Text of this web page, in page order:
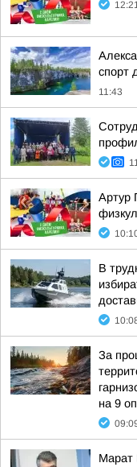
спорт
11:43
Артур
В
За
на 9
Марат